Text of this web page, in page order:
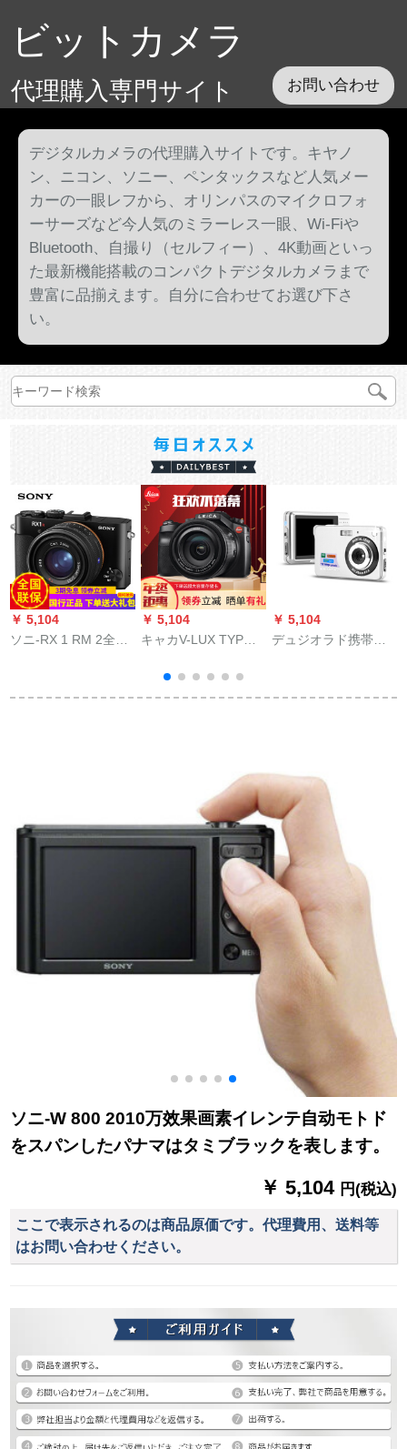
ビットカメラ
代理購入専門サイト お問い合わせ
デジタルカメラの代理購入サイトです。キヤノ
ン、ニコン、ソニー、ペンタックスなど人気メー
カーの一眼レフから、オリンパスのマイクロフォ
ーサーズなど今人気のミラーレス一眼、Wi-Fiや
Bluetooth、自撮り（セルフィー）、4K動画といっ
た最新機能搭載のコンパクトデジタルカメラまで
豊富に品揃えます。自分に合わせてお選び下さ
い。
￥ 5,104
ソニ-RX 1 RM 2全画
公式によと
￥ 5,104
キャカV-LUX TYP
16倍ズム4 Kビデオデ
ィオ录画街撮影カメ
￥ 5,104
デュジオラド携帯型
ドメカスポスポーツ
ソニ-W 800 2010万效果画素イレンテ自动モトド
をスパンしたパナマはタミブラックを表します。
￥ 5,104 円(税込)
ここで表示されるのは商品原価です。代理費用、送料等
はお問い合わせください。